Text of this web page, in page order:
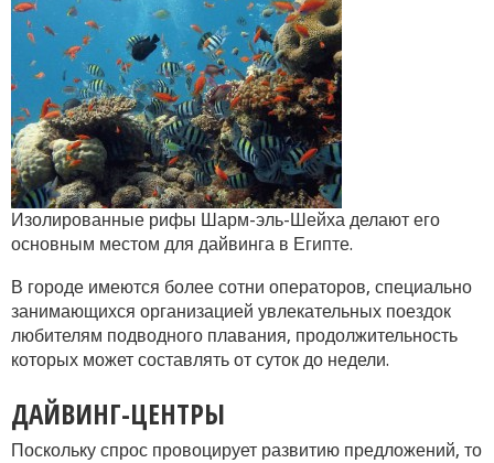
Изолированные рифы Шарм-эль-Шейха делают его
основным местом для дайвинга в Египте.
В городе имеются более сотни операторов, специально
занимающихся организацией увлекательных поездок
любителям подводного плавания, продолжительность
которых может составлять от суток до недели.
ДАЙВИНГ-ЦЕНТРЫ
Поскольку спрос провоцирует развитию предложений, то